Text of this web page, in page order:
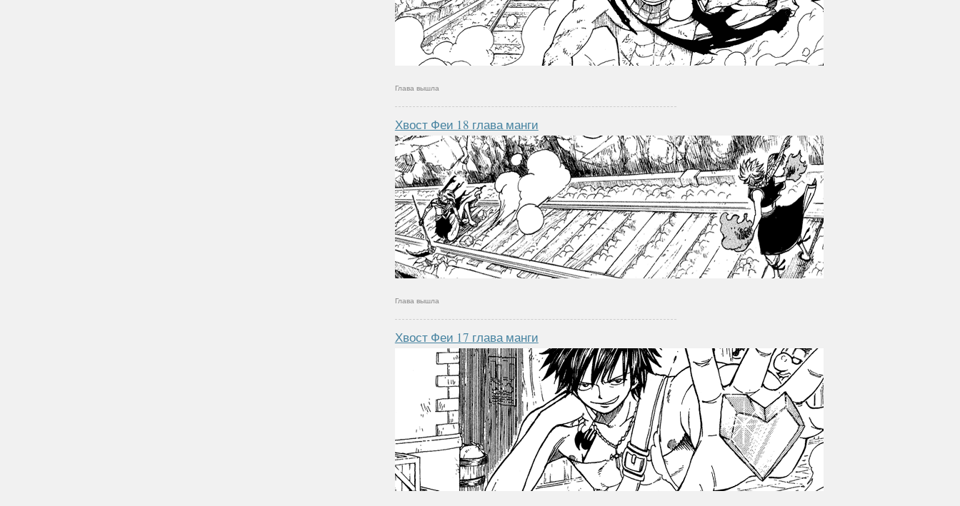
Глава вышла
Хвост Феи 18 глава манги
Глава вышла
Хвост Феи 17 глава манги